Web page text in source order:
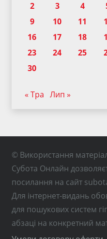
2
3 4
9
10 11
16
17 18
23
24 25
30
« Тра Лип »
© Використання
Субота Онлайн
посилання на сайт
Для інтернет-видань
для пошукових систем
абзаці на конкретний